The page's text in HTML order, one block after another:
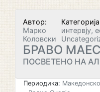
Автор:
Марко
Коловски
интервју,
БРАВО
ПОСВЕТЕНО НА
Периодика: